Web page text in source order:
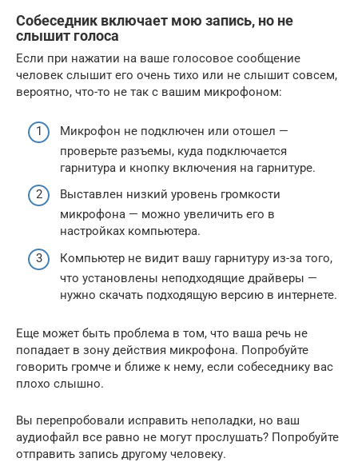
Собеседник включает мою запись, но не
слышит голоса
Если при нажатии на ваше голосовое сообщение
человек слышит его очень тихо или не слышит совсем,
вероятно, что-то не так с вашим микрофоном:
Микрофон не подключен или отошел —
проверьте разъемы, куда подключается
гарнитура и кнопку включения на гарнитуре.
Выставлен низкий уровень громкости
микрофона — можно увеличить его в
настройках компьютера.
Компьютер не видит вашу гарнитуру из-за того,
что установлены неподходящие драйверы —
нужно скачать подходящую версию в интернете.
Еще может быть проблема в том, что ваша речь не
попадает в зону действия микрофона. Попробуйте
говорить громче и ближе к нему, если собеседнику вас
плохо слышно.
Вы перепробовали исправить неполадки, но ваш
аудиофайл все равно не могут прослушать? Попробуйте
отправить запись другому человеку.